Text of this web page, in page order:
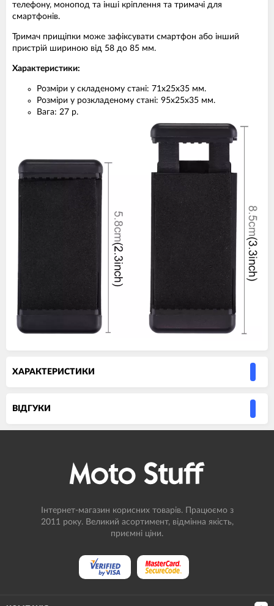
телефону, монопод та інші кріплення та тримачі для
смартфонів.
Тримач прищіпки може зафіксувати смартфон або інший
пристрій шириною від 58 до 85 мм.
Характеристики:
Розміри у складеному стані: 71х25х35 мм.
Розміри у розкладеному стані: 95х25х35 мм.
Вага: 27 р.
ХАРАКТЕРИСТИКИ
ВIДГУКИ
Інтернет-магазин корисних товарів. Працюємо з
2011 року. Великий асортимент, відмінна якість,
приємні ціни.